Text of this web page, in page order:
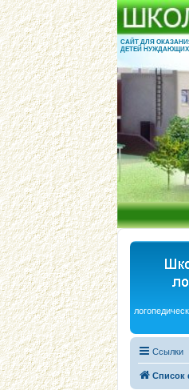
САЙТ ДЛЯ
ДЕТЕЙ
Ссылки
Список